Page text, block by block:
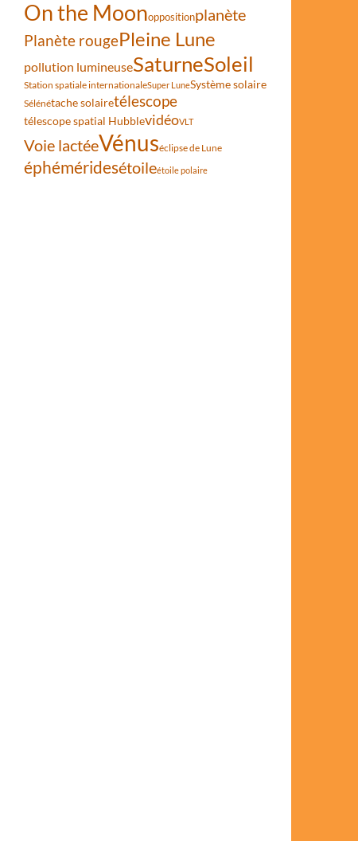
On the Moonoppositionplanète
Planète rougePleine Lune
pollution lumineuseSaturneSoleil
Station spatiale internationaleSuper LuneSystème solaire
Sélénétache solairetélescope
télescope spatial HubblevidéoVLT
Voie lactéeVénuséclipse de Lune
éphéméridesétoileétoile polaire